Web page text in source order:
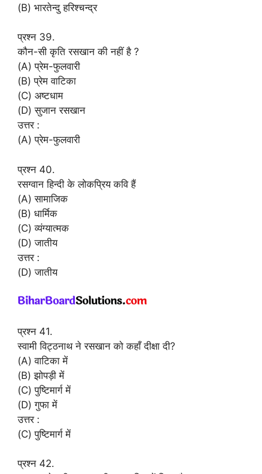
(B) भारतेन्दु हरिश्चन्द्र
प्रश्न 39.
कौन-सी कृति रसखान की नहीं है ?
(A) प्रेम-फुलवारी
(B) प्रेम वाटिका
(C) अष्टधाम
(D) सुजान रसखान
उत्तर :
(A) प्रेम-फुलवारी
प्रश्न 40.
रसग्वान हिन्दी के लोकप्रिय कवि हैं
(A) सामाजिक
(B) धार्मिक
(C) व्यंग्यात्मक
(D) जातीय
उत्तर :
(D) जातीय
प्रश्न 41.
स्वामी विट्ठनाथ ने रसखान को कहाँ दीक्षा दी?
(A) वाटिका में
(B) झोपड़ी में
(C) पुष्टिमार्ग में
(D) गुफा में
उत्तर :
(C) पुष्टिमार्ग में
प्रश्न 42.